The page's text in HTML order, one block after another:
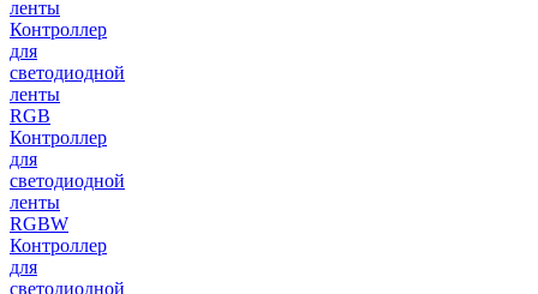
ленты
Контроллер
для
светодиодной
ленты
RGB
Контроллер
для
светодиодной
ленты
RGBW
Контроллер
для
светодиодной